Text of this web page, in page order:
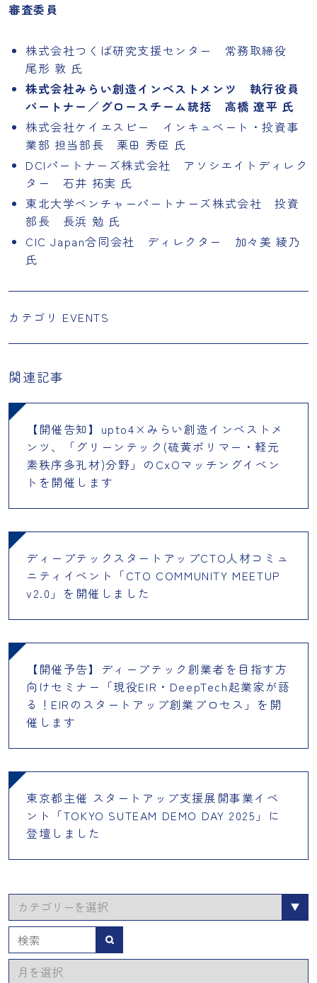
審査委員
株式会社つくば研究支援センター 常務取締役
尾形 敦 氏
株式会社みらい創造インベストメンツ 執行役員
パートナー／グロースチーム統括 高橋 遼平 氏
株式会社ケイエスピー インキュベート・投資事
業部 担当部長 栗田 秀臣 氏
DCIパートナーズ株式会社 アソシエイトディレク
ター 石井 拓実 氏
東北大学ベンチャーパートナーズ株式会社 投資
部長 長浜 勉 氏
CIC Japan合同会社 ディレクター 加々美 綾乃
氏
カテゴリ EVENTS
関連記事
【開催告知】upto4×みらい創造インベストメ
ンツ、「グリーンテック(硫黄ポリマー・軽元
素秩序多孔材)分野」のCxOマッチングイベン
トを開催します
ディープテックスタートアップCTO人材コミュ
ニティイベント「CTO COMMUNITY MEETUP
v2.0」を開催しました
【開催予告】ディープテック創業者を目指す方
向けセミナー「現役EIR・DeepTech起業家が語
る！EIRのスタートアップ創業プロセス」を開
催します
東京都主催 スタートアップ支援展開事業イベ
ント「TOKYO SUTEAM DEMO DAY 2025」に
登壇しました
カ
テ
ゴ
リ
ー